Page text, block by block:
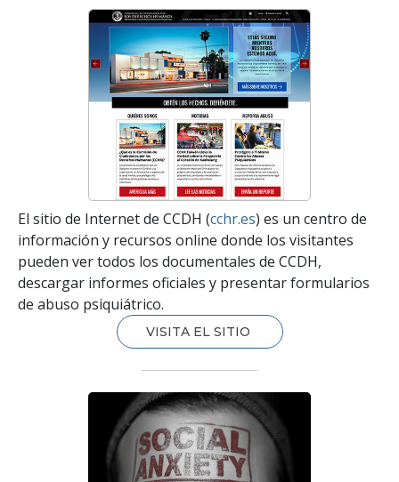
El sitio de Internet de CCDH (cchr.es) es un centro de
información y recursos online donde los visitantes
pueden ver todos los documentales de CCDH,
descargar informes oficiales y presentar formularios
de abuso psiquiátrico.
VISITA EL SITIO